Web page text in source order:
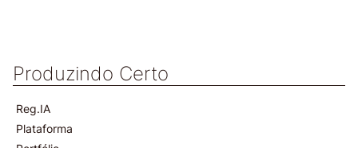
Produzindo Certo
Reg.IA
Plataforma